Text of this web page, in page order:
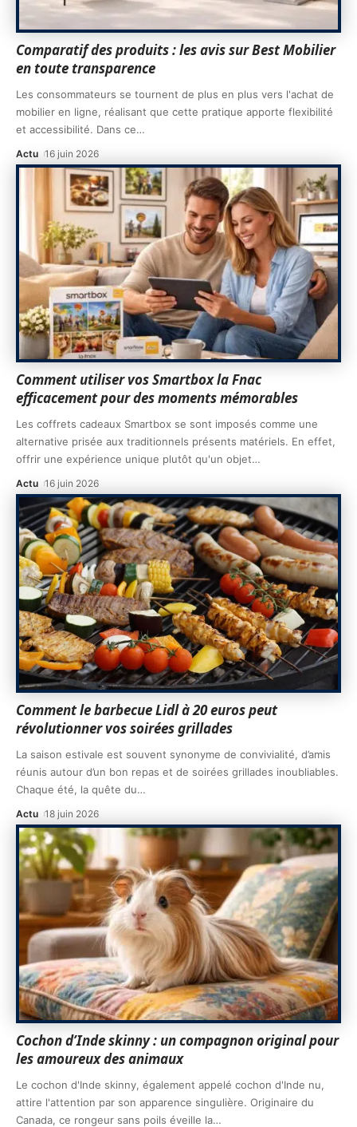
Comparatif des produits : les avis sur Best Mobilier
en toute transparence
Les consommateurs se tournent de plus en plus vers l'achat de
mobilier en ligne, réalisant que cette pratique apporte flexibilité
et accessibilité. Dans ce…
Actu 16 juin 2026
Comment utiliser vos Smartbox la Fnac
efficacement pour des moments mémorables
Les coffrets cadeaux Smartbox se sont imposés comme une
alternative prisée aux traditionnels présents matériels. En effet,
offrir une expérience unique plutôt qu'un objet…
Actu 16 juin 2026
Comment le barbecue Lidl à 20 euros peut
révolutionner vos soirées grillades
La saison estivale est souvent synonyme de convivialité, d’amis
réunis autour d’un bon repas et de soirées grillades inoubliables.
Chaque été, la quête du…
Actu 18 juin 2026
Cochon d’Inde skinny : un compagnon original pour
les amoureux des animaux
Le cochon d'Inde skinny, également appelé cochon d'Inde nu,
attire l'attention par son apparence singulière. Originaire du
Canada, ce rongeur sans poils éveille la…